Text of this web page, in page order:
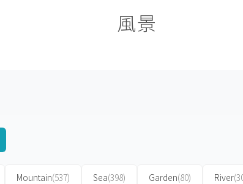
風景
Mountain(537) Sea(398) Garden(80) River